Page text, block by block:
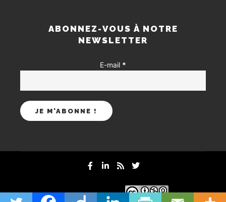
ABONNEZ-VOUS À NOTRE
NEWSLETTER
E-mail *
mentions-legales